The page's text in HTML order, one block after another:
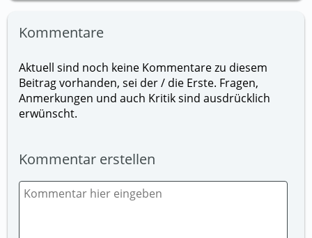
Kommentare
Aktuell sind noch keine Kommentare zu diesem
Beitrag vorhanden, sei der / die Erste. Fragen,
Anmerkungen und auch Kritik sind ausdrücklich
erwünscht.
Kommentar erstellen